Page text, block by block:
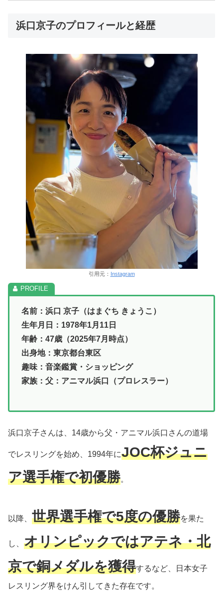
浜口京子のプロフィールと経歴
引用元： Instagram
名前：浜口 京子（はまぐち きょうこ）
生年月日：1978年1月11日
年齢：47歳（2025年7月時点）
出身地：東京都台東区
趣味：音楽鑑賞・ショッピング
家族：父：アニマル浜口（プロレスラー）
浜口京子さんは、14歳から父・アニマル浜口さんの道場
でレスリングを始め、1994年にJOC杯ジュニ
ア選手権で初優勝。
以降、 世界選手権で5度の優勝を果た
し、 オリンピックではアテネ・北
京で銅メダルを獲得するなど、日本女子
レスリング界をけん引してきた存在です。